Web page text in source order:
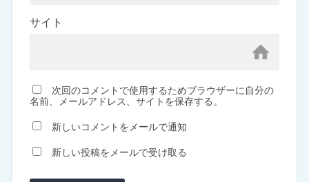
サイト
次回のコメントで使用するためブラウザーに自分の
名前、メールアドレス、サイトを保存する。
新しいコメントをメールで通知
新しい投稿をメールで受け取る